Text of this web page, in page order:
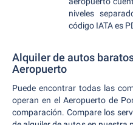
niveles
código IATA es
Alquiler de autos
Aeropuerto
Puede encontrar todas las
operan en el Aeropuerto de
comparación. Compare los